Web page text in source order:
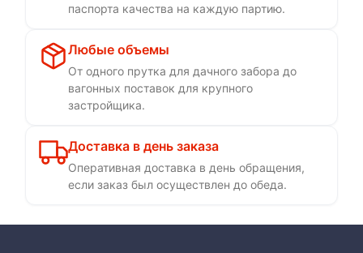
паспорта качества на каждую партию.
Любые объемы
От одного прутка для дачного забора до
вагонных поставок для крупного
застройщика.
Доставка в день заказа
Оперативная доставка в день обращения,
если заказ был осуществлен до обеда.